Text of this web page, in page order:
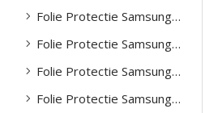
Folie Protectie Samsung S23 ultra
Folie Protectie Samsung Z Fold 5 -5g
Folie Protectie Samsung A03
Folie Protectie Samsung A04